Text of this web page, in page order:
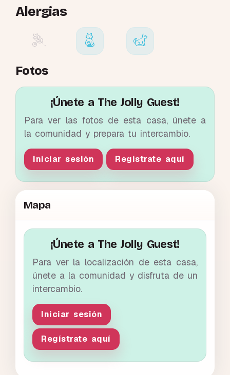
Alergias
Fotos
¡Únete a The Jolly Guest!
Para ver las fotos de esta casa, únete a
la comunidad y prepara tu intercambio.
Iniciar sesión Regístrate aquí
Mapa
¡Únete a The Jolly Guest!
Para ver la localización de esta casa,
únete a la comunidad y disfruta de un
intercambio.
Iniciar sesión
Regístrate aquí